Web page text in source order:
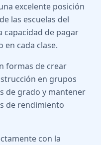
excelente posición
las escuelas del
capacidad de pagar
en cada clase.
formas de crear
en grupos
de grado y mantener
de rendimiento
con la